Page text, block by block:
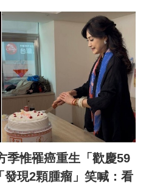
季惟罹癌重生「歡慶59
現2顆腫瘤」笑喊：看